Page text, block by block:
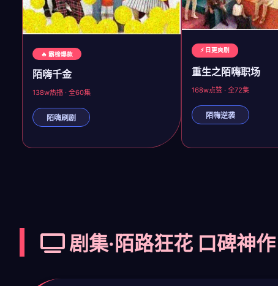
🔥 霸榜爆款
陌嗨千金
138w热播 · 全60集
陌嗨刷剧
⚡ 日更爽剧
重生之陌嗨职场
168w点赞 · 全72集
陌嗨逆袭
剧集·陌路狂花 口碑神作